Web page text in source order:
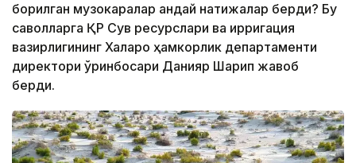
борилган музокаралар қандай натижалар берди? Бу
саволларга ҚР Сув ресурслари ва ирригация
вазирлигининг Халқаро ҳамкорлик департаменти
директори ўринбосари Данияр Шарип жавоб
берди.